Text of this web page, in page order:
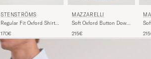
STENSTRÖMS
Regular Fit Oxford Shirt
170€
MAZZARELLI
Soft Oxford Button Down
215€